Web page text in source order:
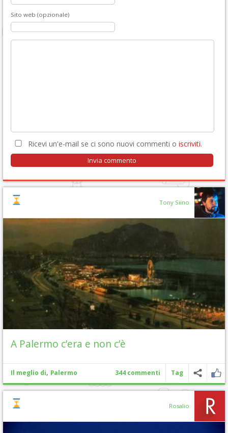
Sito web (opzionale)
Ricevi un'e-mail se ci sono nuovi commenti o iscriviti.
Tony Siino
A Palermo c’era e non c’è
Il meglio di, Palermo 344 commenti Tag
Rosalio